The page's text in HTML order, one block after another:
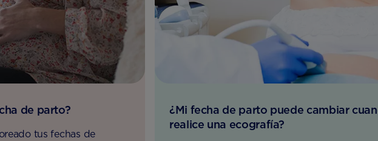
de parto?
tus fechas de
¿Mi fecha de parto puede cambiar
realice una ecografía?